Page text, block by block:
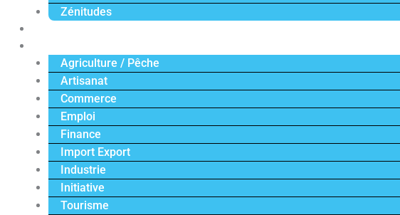
Zénitudes
Agriculture / Pêche
Artisanat
Commerce
Emploi
Finance
Import Export
Industrie
Initiative
Tourisme